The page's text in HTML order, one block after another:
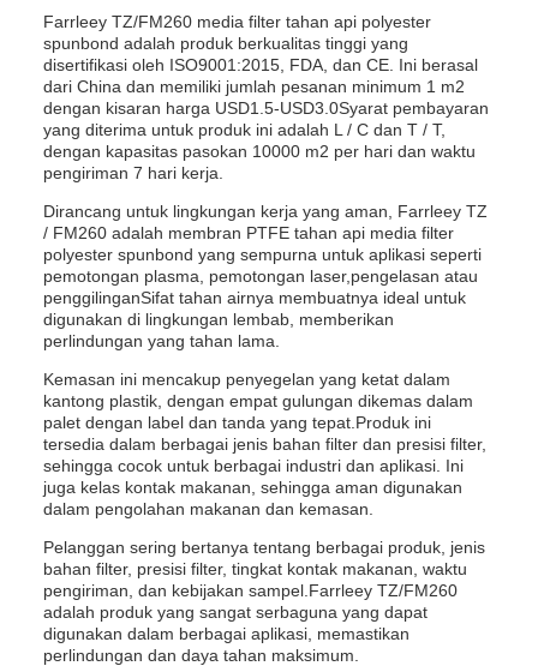
Farrleey TZ/FM260 media filter tahan api polyester
spunbond adalah produk berkualitas tinggi yang
disertifikasi oleh ISO9001:2015, FDA, dan CE. Ini berasal
dari China dan memiliki jumlah pesanan minimum 1 m2
dengan kisaran harga USD1.5-USD3.0Syarat pembayaran
yang diterima untuk produk ini adalah L / C dan T / T,
dengan kapasitas pasokan 10000 m2 per hari dan waktu
pengiriman 7 hari kerja.
Dirancang untuk lingkungan kerja yang aman, Farrleey TZ
/ FM260 adalah membran PTFE tahan api media filter
polyester spunbond yang sempurna untuk aplikasi seperti
pemotongan plasma, pemotongan laser,pengelasan atau
penggilinganSifat tahan airnya membuatnya ideal untuk
digunakan di lingkungan lembab, memberikan
perlindungan yang tahan lama.
Kemasan ini mencakup penyegelan yang ketat dalam
kantong plastik, dengan empat gulungan dikemas dalam
palet dengan label dan tanda yang tepat.Produk ini
tersedia dalam berbagai jenis bahan filter dan presisi filter,
sehingga cocok untuk berbagai industri dan aplikasi. Ini
juga kelas kontak makanan, sehingga aman digunakan
dalam pengolahan makanan dan kemasan.
Pelanggan sering bertanya tentang berbagai produk, jenis
bahan filter, presisi filter, tingkat kontak makanan, waktu
pengiriman, dan kebijakan sampel.Farrleey TZ/FM260
adalah produk yang sangat serbaguna yang dapat
digunakan dalam berbagai aplikasi, memastikan
perlindungan dan daya tahan maksimum.